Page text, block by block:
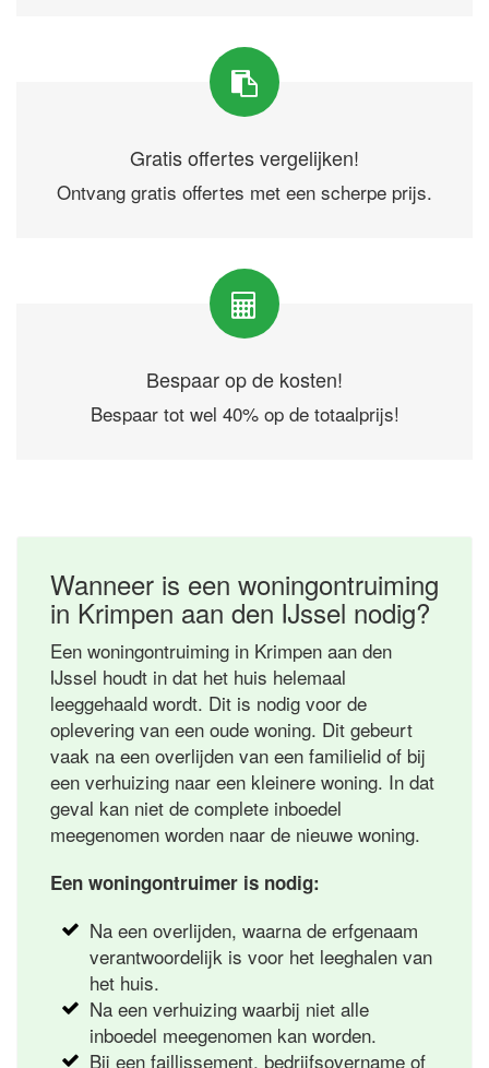
Gratis offertes vergelijken!
Ontvang gratis offertes met een scherpe prijs.
Bespaar op de kosten!
Bespaar tot wel 40% op de totaalprijs!
Wanneer is een woningontruiming
in Krimpen aan den IJssel nodig?
Een woningontruiming in Krimpen aan den
IJssel houdt in dat het huis helemaal
leeggehaald wordt. Dit is nodig voor de
oplevering van een oude woning. Dit gebeurt
vaak na een overlijden van een familielid of bij
een verhuizing naar een kleinere woning. In dat
geval kan niet de complete inboedel
meegenomen worden naar de nieuwe woning.
Een woningontruimer is nodig:
Na een overlijden, waarna de erfgenaam
verantwoordelijk is voor het leeghalen van
het huis.
Na een verhuizing waarbij niet alle
inboedel meegenomen kan worden.
Bij een faillissement, bedrijfsovername of